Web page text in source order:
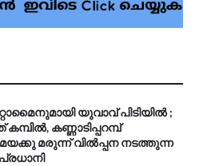
യുവാവ് പിടിയിൽ ;
കമ്പിൽ, കണ്ണാടിപ്പറമ്പ്
മരുന്ന് വിൽപ്പന നടത്തുന്ന